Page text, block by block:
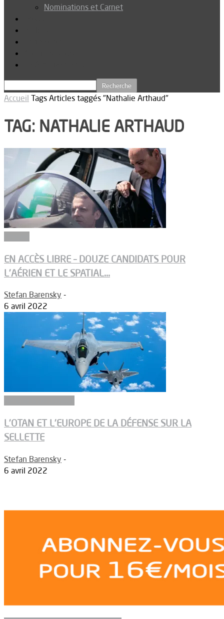
Nominations et Carnet
Accueil Tags Articles taggés "Nathalie Arthaud"
TAG: NATHALIE ARTHAUD
EN ACCÈS LIBRE – DOUZE CANDIDATS POUR
L’AÉRIEN ET LE SPATIAL...
Stefan Barensky -
6 avril 2022
L’OTAN ET L’EUROPE DE LA DÉFENSE SUR LA
SELLETTE
Stefan Barensky -
6 avril 2022